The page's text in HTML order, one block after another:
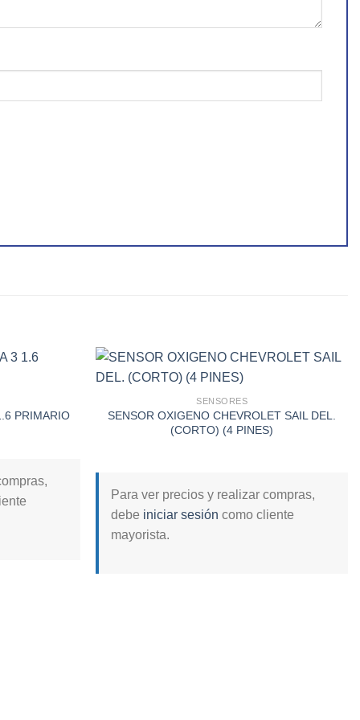
Add to
PRIMARIO
Add to
SENSORES
SENSOR OXIGENO CHEVROLET SAIL DEL.
(CORTO) (4 PINES)
Para ver precios y realizar compras,
debe iniciar sesión como cliente
mayorista.